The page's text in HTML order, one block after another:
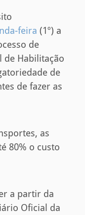
feira (1º) a
de
de Habilitação
de
de fazer as
as
80% o custo
a partir da
Oficial da